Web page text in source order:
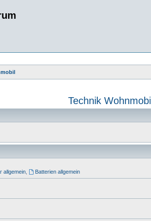
Technik Wohnmobil
allgemein Batterien allgemein